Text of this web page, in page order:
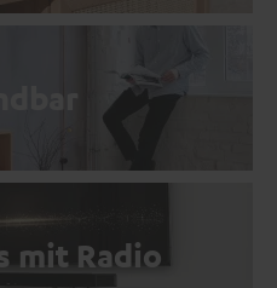
mit Radio